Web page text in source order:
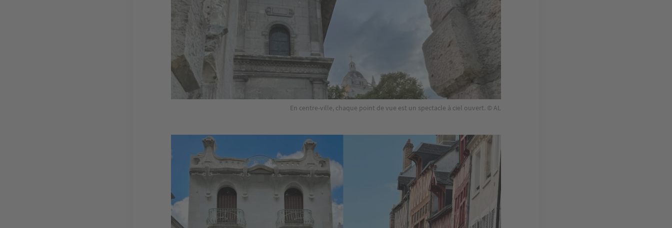
En centre-ville, chaque point de vue est un spectacle à ciel ouvert. © AL